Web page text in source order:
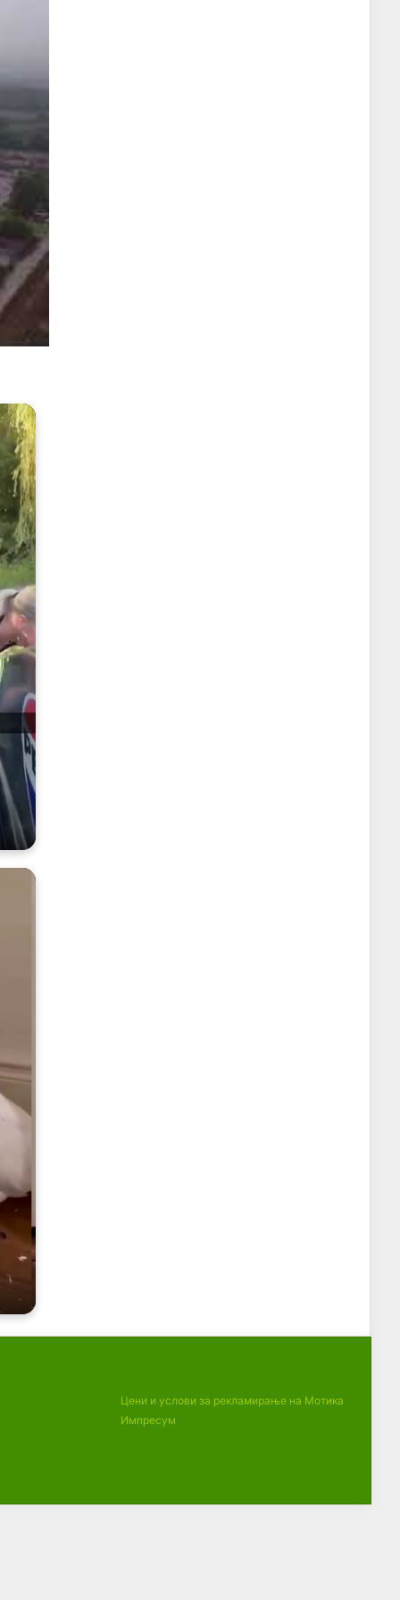
Цени и услови за рекламирање на Мотика
Импресум